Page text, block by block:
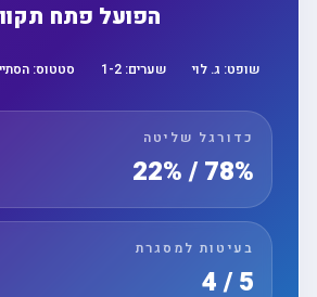
הפועל פתח תקווה
שופט:ג. לוי שערים: 1 -2 סטטוס:הסתיים
כדורגל שליטה
78% / 22%
בעיטות למסגרת